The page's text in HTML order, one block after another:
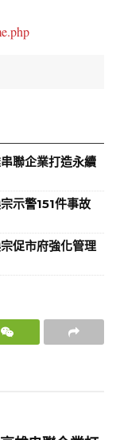
聯企業打造永續
示警151件事故
促市府強化管理